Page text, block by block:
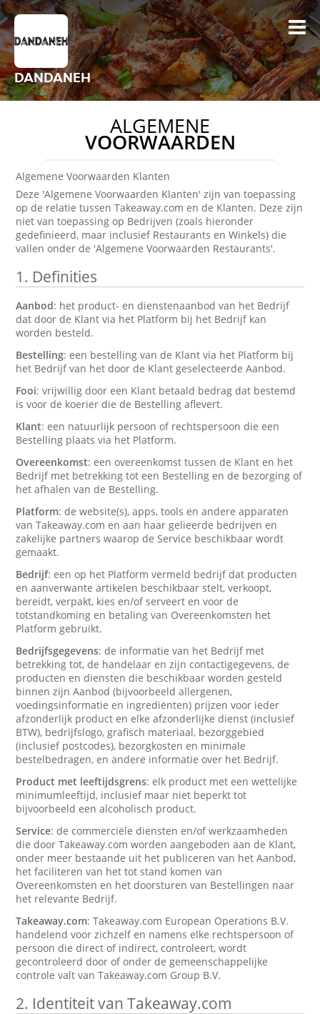
DANDANEH
ALGEMENE
VOORWAARDEN
Algemene Voorwaarden Klanten
Deze 'Algemene Voorwaarden Klanten' zijn van toepassing
op de relatie tussen Takeaway.com en de Klanten. Deze zijn
niet van toepassing op Bedrijven (zoals hieronder
gedefinieerd, maar inclusief Restaurants en Winkels) die
vallen onder de 'Algemene Voorwaarden Restaurants'.
1. Definities
Aanbod: het product- en dienstenaanbod van het Bedrijf
dat door de Klant via het Platform bij het Bedrijf kan
worden besteld.
Bestelling: een bestelling van de Klant via het Platform bij
het Bedrijf van het door de Klant geselecteerde Aanbod.
Fooi: vrijwillig door een Klant betaald bedrag dat bestemd
is voor de koerier die de Bestelling aflevert.
Klant: een natuurlijk persoon of rechtspersoon die een
Bestelling plaats via het Platform.
Overeenkomst: een overeenkomst tussen de Klant en het
Bedrijf met betrekking tot een Bestelling en de bezorging of
het afhalen van de Bestelling.
Platform: de website(s), apps, tools en andere apparaten
van Takeaway.com en aan haar gelieerde bedrijven en
zakelijke partners waarop de Service beschikbaar wordt
gemaakt.
Bedrijf: een op het Platform vermeld bedrijf dat producten
en aanverwante artikelen beschikbaar stelt, verkoopt,
bereidt, verpakt, kies en/of serveert en voor de
totstandkoming en betaling van Overeenkomsten het
Platform gebruikt.
Bedrijfsgegevens: de informatie van het Bedrijf met
betrekking tot, de handelaar en zijn contactigegevens, de
producten en diensten die beschikbaar worden gesteld
binnen zijn Aanbod (bijvoorbeeld allergenen,
voedingsinformatie en ingrediënten) prijzen voor ieder
afzonderlijk product en elke afzonderlijke dienst (inclusief
BTW), bedrijfslogo, grafisch materiaal, bezorggebied
(inclusief postcodes), bezorgkosten en minimale
bestelbedragen, en andere informatie over het Bedrijf.
Product met leeftijdsgrens: elk product met een wettelijke
minimumleeftijd, inclusief maar niet beperkt tot
bijvoorbeeld een alcoholisch product.
Service: de commerciële diensten en/of werkzaamheden
die door Takeaway.com worden aangeboden aan de Klant,
onder meer bestaande uit het publiceren van het Aanbod,
het faciliteren van het tot stand komen van
Overeenkomsten en het doorsturen van Bestellingen naar
het relevante Bedrijf.
Takeaway.com: Takeaway.com European Operations B.V.
handelend voor zichzelf en namens elke rechtspersoon of
persoon die direct of indirect, controleert, wordt
gecontroleerd door of onder de gemeenschappelijke
controle valt van Takeaway.com Group B.V.
2. Identiteit van Takeaway.com